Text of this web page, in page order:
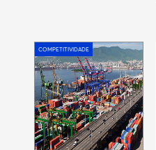
COMPETITIVIDADE